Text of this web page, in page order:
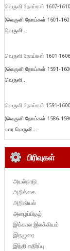
வெருளி நோய்கள் 1607-
(வெருளி நோய்கள் 1601-
வெருளி...
வெருளி நோய்கள் 1601-
(வெருளி நோய்கள் 1591-
வெருளி...
வெருளி நோய்கள் 1591-
(வெருளி நோய்கள் 1586-
வார வெருளி...
பிரிவுகள்
அயல்நாடு
அறிக்கை
அறிவியல்
அழைப்பிதழ்
இக்கால இலக்கியம்
இதழுரை
இந்தி எதிர்ப்பு